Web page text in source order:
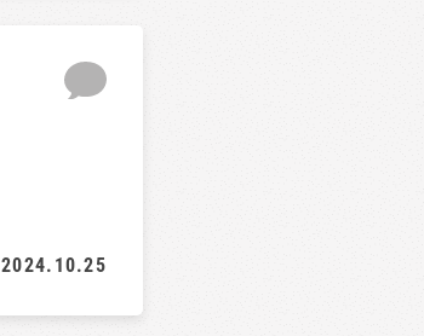
2024.10.25